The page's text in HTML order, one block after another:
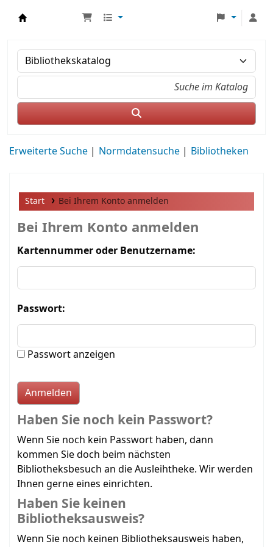
Erweiterte Suche Normdatensuche Bibliotheken
Start Bei Ihrem Konto anmelden
Bei Ihrem Konto anmelden
Kartennummer oder Benutzername:
Passwort:
Passwort anzeigen
Haben Sie noch kein Passwort?
Wenn Sie noch kein Passwort haben, dann
kommen Sie doch beim nächsten
Bibliotheksbesuch an die Ausleihtheke. Wir werden
Ihnen gerne eines einrichten.
Haben Sie keinen
Bibliotheksausweis?
Wenn Sie noch keinen Bibliotheksausweis haben,